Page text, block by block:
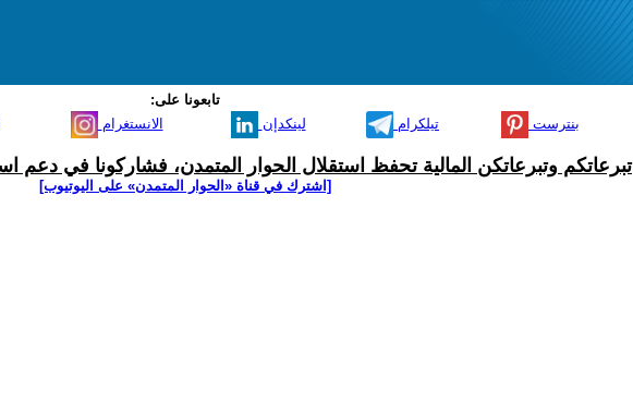
تابعونا على:
الانستغرام لينكدإن تيلكرام بنترست
تبرعاتكم وتبرعاتكن المالية تحفظ استقلال الحوار المتمدن، فشاركونا في دعم
[اشترك في قناة ‫«الحوار المتمدن» على اليوتيوب]